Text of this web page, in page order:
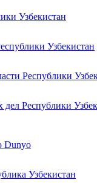
Узбекистан
Узбекистан
Республики
Республики
Dunyo
Узбекистан